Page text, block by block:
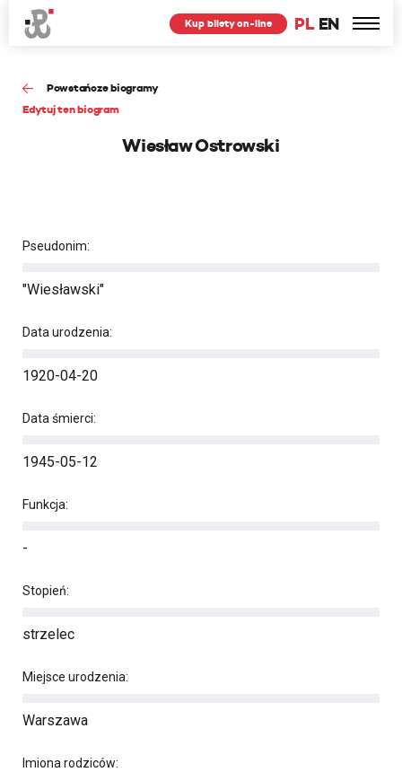
PL EN
Kup bilety on-line
Powstańcze biogramy
Edytuj ten biogram
Wiesław Ostrowski
Pseudonim:
"Wiesławski"
Data urodzenia:
1920-04-20
Data śmierci:
1945-05-12
Funkcja:
-
Stopień:
strzelec
Miejsce urodzenia:
Warszawa
Imiona rodziców: